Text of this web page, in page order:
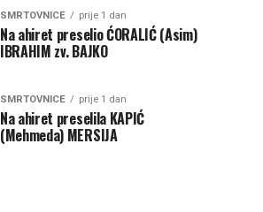
SMRTOVNICE prije 1 dan
Na ahiret preselio ĆORALIĆ (Asim)
IBRAHIM zv. BAJKO
SMRTOVNICE prije 1 dan
Na ahiret preselila KAPIĆ
(Mehmeda) MERSIJA